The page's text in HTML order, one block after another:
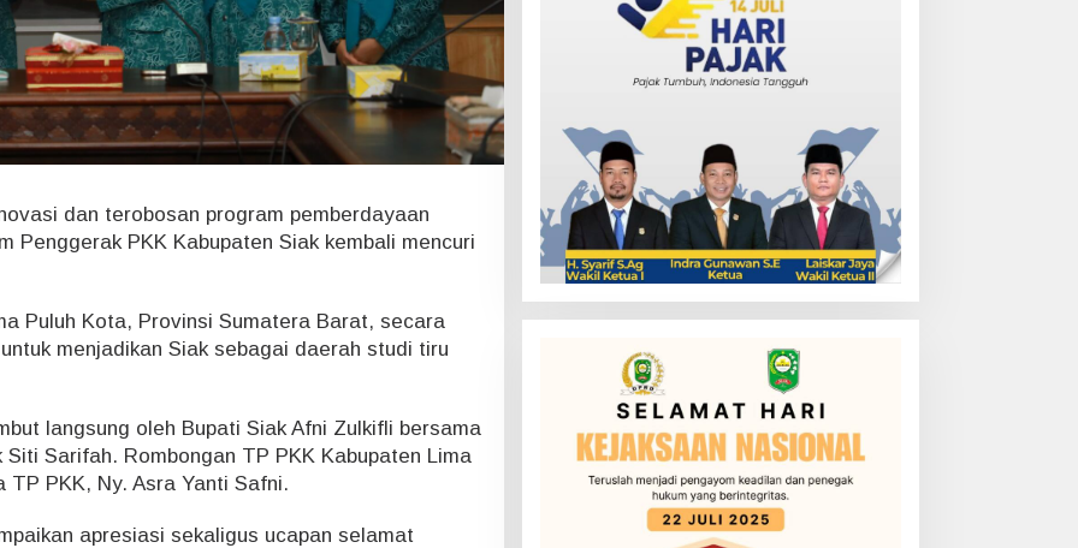
dan terobosan program pemberdayaan
Penggerak PKK Kabupaten Siak kembali mencuri
Puluh Kota, Provinsi Sumatera Barat, secara
menjadikan Siak sebagai daerah studi tiru
langsung oleh Bupati Siak Afni Zulkifli bersama
Sarifah. Rombongan TP PKK Kabupaten Lima
TP PKK, Ny. Asra Yanti Safni.
apresiasi sekaligus ucapan selamat